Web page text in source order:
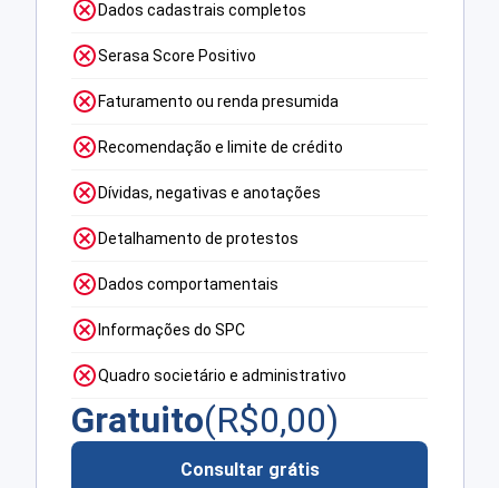
Dados cadastrais completos
Serasa Score Positivo
Faturamento ou renda presumida
Recomendação e limite de crédito
Dívidas, negativas e anotações
Detalhamento de protestos
Dados comportamentais
Informações do SPC
Quadro societário e administrativo
Gratuito(R$0,00)
Consultar grátis